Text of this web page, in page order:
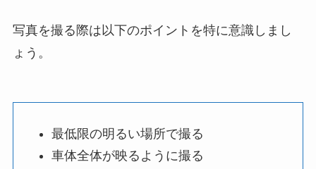
写真を撮る際は以下のポイントを特に意識しまし
ょう。
最低限の明るい場所で撮る
車体全体が映るように撮る